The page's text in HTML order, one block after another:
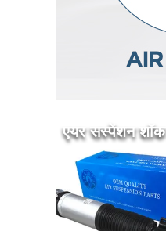
एयर सस्पेंशन शॉक